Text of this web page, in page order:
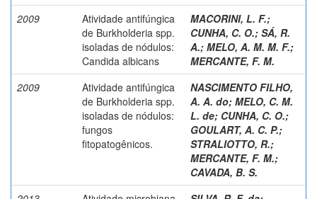
2009
Atividade antifúngica
de Burkholderia spp.
isoladas de nódulos:
Candida albicans
MACORINI, L. F.;
CUNHA, C. O.; SÁ, R.
A.; MELO, A. M. M. F.;
MERCANTE, F. M.
2009
Atividade antifúngica
de Burkholderia spp.
isoladas de nódulos:
fungos
fitopatogênicos.
NASCIMENTO FILHO,
A. A. do; MELO, C. M.
L. de; CUNHA, C. O.;
GOULART, A. C. P.;
STRALIOTTO, R.;
MERCANTE, F. M.;
CAVADA, B. S.